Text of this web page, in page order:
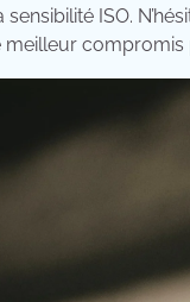
sensibilité ISO.
compromis